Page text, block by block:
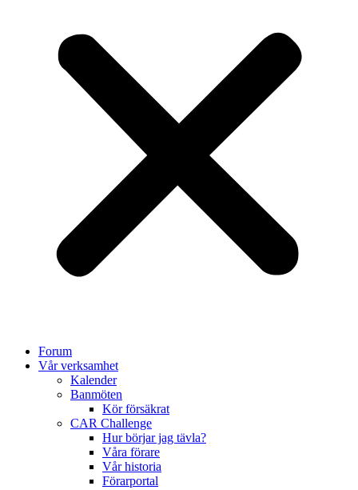
Forum
Vår verksamhet
Kalender
Banmöten
Kör försäkrat
CAR Challenge
Hur börjar jag tävla?
Våra förare
Vår historia
Förarportal